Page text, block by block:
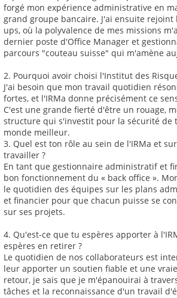
forgé mon expérience administrative en
grand groupe bancaire. J'ai ensuite
ups, où la polyvalence de mes missions
dernier poste d'Office Manager et
parcours "couteau suisse" qui m'amène
2. Pourquoi avoir choisi l'Institut des
J'ai besoin que mon travail quotidien
fortes, et l'IRMa donne précisément ce
C'est une grande fierté d'être un rouage,
structure qui s'investit pour la sécurité de
monde meilleur.
3. Quel est ton rôle au sein de l'IRMa et
travailler ?
En tant que gestionnaire administratif et
bon fonctionnement du « back office ».
le quotidien des équipes sur les plans
et financier pour que chacun puisse se
sur ses projets.
4. Qu'est-ce que tu espères apporter à
espères en retirer ?
Le quotidien de nos collaborateurs est
leur apporter un soutien fiable et une
retour, je sais que je m'épanouirai à
tâches et la reconnaissance d'un travail